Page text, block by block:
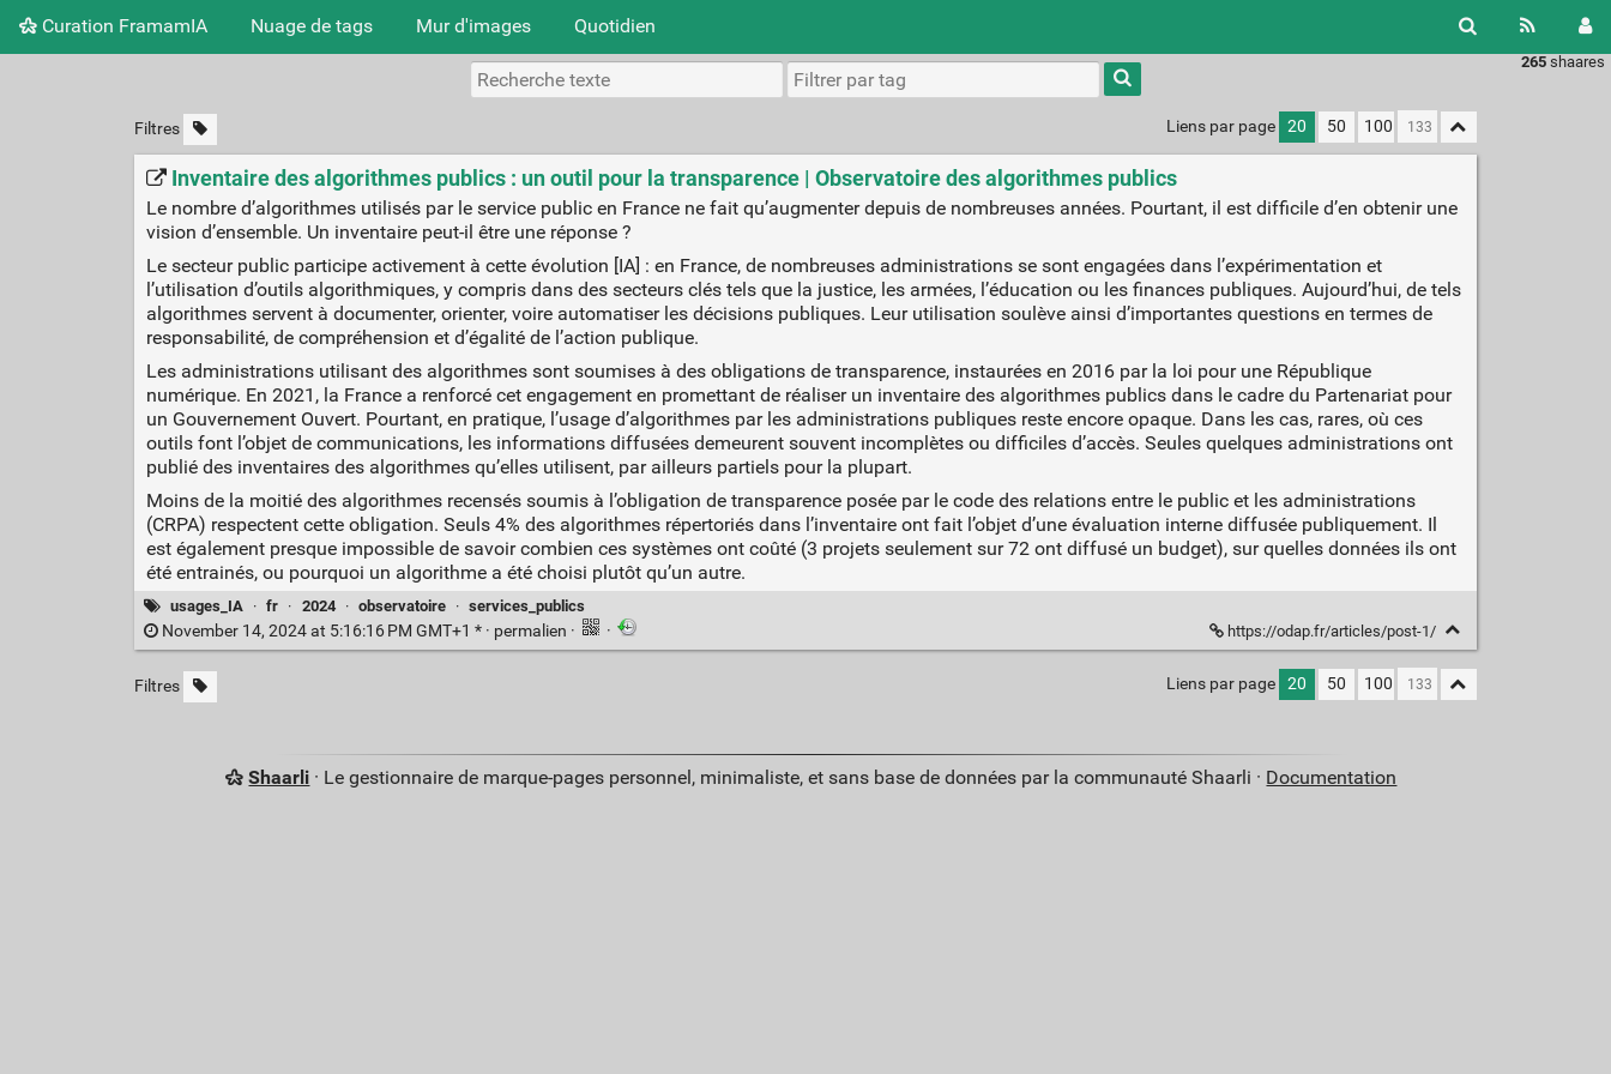
Curation FramamIA Nuage de tags Mur d'images Quotidien
265 shaares
Filtres Liens par page 20 50 100
Inventaire des algorithmes publics : un outil pour la transparence | Observatoire des algorithmes publics
Le nombre d’algorithmes utilisés par le service public en France ne fait qu’augmenter depuis de nombreuses années. Pourtant, il est difficile d’en obtenir une
vision d’ensemble. Un inventaire peut-il être une réponse ?
Le secteur public participe activement à cette évolution [IA] : en France, de nombreuses administrations se sont engagées dans l’expérimentation et
l’utilisation d’outils algorithmiques, y compris dans des secteurs clés tels que la justice, les armées, l’éducation ou les finances publiques. Aujourd’hui, de tels
algorithmes servent à documenter, orienter, voire automatiser les décisions publiques. Leur utilisation soulève ainsi d’importantes questions en termes de
responsabilité, de compréhension et d’égalité de l’action publique.
Les administrations utilisant des algorithmes sont soumises à des obligations de transparence, instaurées en 2016 par la loi pour une République
numérique. En 2021, la France a renforcé cet engagement en promettant de réaliser un inventaire des algorithmes publics dans le cadre du Partenariat pour
un Gouvernement Ouvert. Pourtant, en pratique, l’usage d’algorithmes par les administrations publiques reste encore opaque. Dans les cas, rares, où ces
outils font l’objet de communications, les informations diffusées demeurent souvent incomplètes ou difficiles d’accès. Seules quelques administrations ont
publié des inventaires des algorithmes qu’elles utilisent, par ailleurs partiels pour la plupart.
Moins de la moitié des algorithmes recensés soumis à l’obligation de transparence posée par le code des relations entre le public et les administrations
(CRPA) respectent cette obligation. Seuls 4% des algorithmes répertoriés dans l’inventaire ont fait l’objet d’une évaluation interne diffusée publiquement. Il
est également presque impossible de savoir combien ces systèmes ont coûté (3 projets seulement sur 72 ont diffusé un budget), sur quelles données ils ont
été entrainés, ou pourquoi un algorithme a été choisi plutôt qu’un autre.
usages_IA · fr · 2024 · observatoire · services_publics
November 14, 2024 at 5:16:16 PM GMT+1 * · permalien · · https://odap.fr/articles/post-1/
Filtres Liens par page 20 50 100
Shaarli · Le gestionnaire de marque-pages personnel, minimaliste, et sans base de données par la communauté Shaarli · Documentation